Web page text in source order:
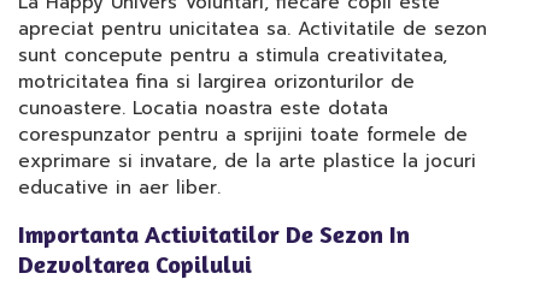
apreciat pentru unicitatea sa. Activitatile de sezon
sunt concepute pentru a stimula creativitatea,
motricitatea fina si largirea orizonturilor de
cunoastere. Locatia noastra este dotata
corespunzator pentru a sprijini toate formele de
exprimare si invatare, de la arte plastice la jocuri
educative in aer liber.
Importanta Activitatilor De Sezon In
Dezvoltarea Copilului